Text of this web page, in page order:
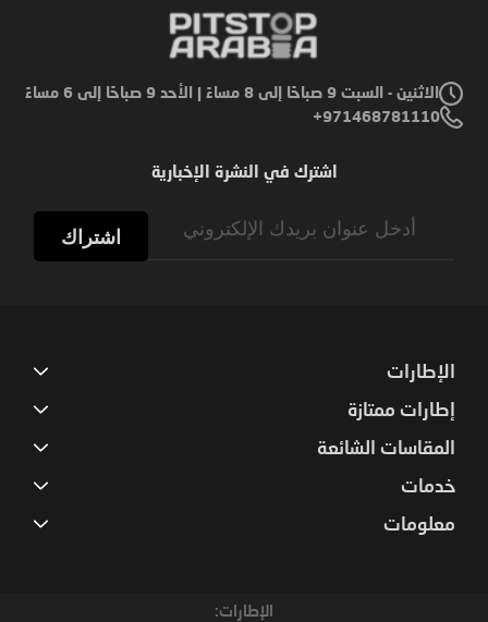
الاثنين - السبت 9 صباحًا إلى 8 مساءً | الأحد 9 صباحًا إلى 6 مساءً
971468781110+
اشترك في النشرة الإخبارية
اشتراك
الإطارات
إطارات ممتازة
المقاسات الشائعة
خدمات
معلومات
الإطارات: